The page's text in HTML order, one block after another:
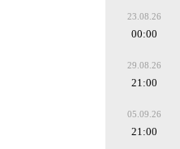
23.08.26
00:00
29.08.26
21:00
05.09.26
21:00